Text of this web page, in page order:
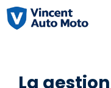
Aller
au
La